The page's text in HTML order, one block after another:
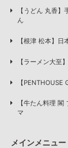
【うどん 丸香
ん
【根津 松本】日
【ラーメン大至
【
【牛たん料理
マ
メインメニュー